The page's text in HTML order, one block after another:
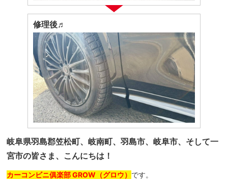
修理後♬
岐阜県羽島郡笠松町、岐南町、羽島市、岐阜市、そして一
宮市の皆さま、こんにちは！
カーコンビニ俱楽部 GROW（グロウ） です。